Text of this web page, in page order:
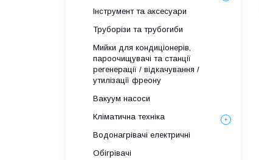
Інструмент та аксесуари
Труборізи та трубогиби
Мийки для кондиціонерів,
пароочищувачі та станції
регенерації / відкачування /
утилізації фреону
Вакуум насоси
Кліматична техніка
Водонагрівачі електричні
Обігрівачі